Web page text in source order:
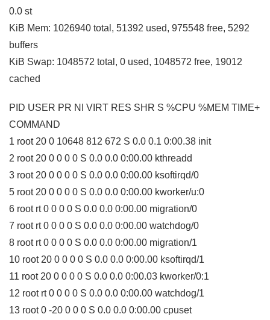
0.0 st
KiB Mem: 1026940 total, 51392 used, 975548 free, 5292
buffers
KiB Swap: 1048572 total, 0 used, 1048572 free, 19012
cached
PID USER PR NI VIRT RES SHR S %CPU %MEM TIME+
COMMAND
1 root 20 0 10648 812 672 S 0.0 0.1 0:00.38 init
2 root 20 0 0 0 0 S 0.0 0.0 0:00.00 kthreadd
3 root 20 0 0 0 0 S 0.0 0.0 0:00.00 ksoftirqd/0
5 root 20 0 0 0 0 S 0.0 0.0 0:00.00 kworker/u:0
6 root rt 0 0 0 0 S 0.0 0.0 0:00.00 migration/0
7 root rt 0 0 0 0 S 0.0 0.0 0:00.00 watchdog/0
8 root rt 0 0 0 0 S 0.0 0.0 0:00.00 migration/1
10 root 20 0 0 0 0 S 0.0 0.0 0:00.00 ksoftirqd/1
11 root 20 0 0 0 0 S 0.0 0.0 0:00.03 kworker/0:1
12 root rt 0 0 0 0 S 0.0 0.0 0:00.00 watchdog/1
13 root 0 -20 0 0 0 S 0.0 0.0 0:00.00 cpuset